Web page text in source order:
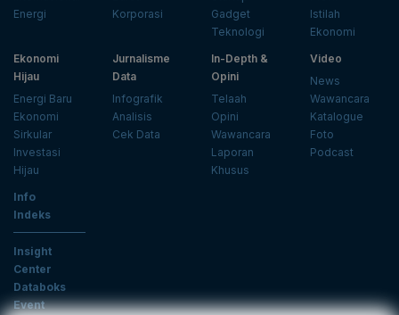
Energi
Korporasi
Gadget
Teknologi
Istilah
Ekonomi
Ekonomi
Hijau
Energi Baru
Ekonomi
Sirkular
Investasi
Hijau
Jurnalisme
Data
Infografik
Analisis
Cek Data
In-Depth &
Opini
Telaah
Opini
Wawancara
Laporan
Khusus
Video
News
Wawancara
Katalogue
Foto
Podcast
Info
Indeks
Insight
Center
Databoks
Event